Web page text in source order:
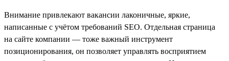
Внимание привлекают вакансии лаконичные, яркие,
написанные с учётом требований SEO. Отдельная страница
на сайте компании — тоже важный инструмент
позиционирования, он позволяет управлять восприятием